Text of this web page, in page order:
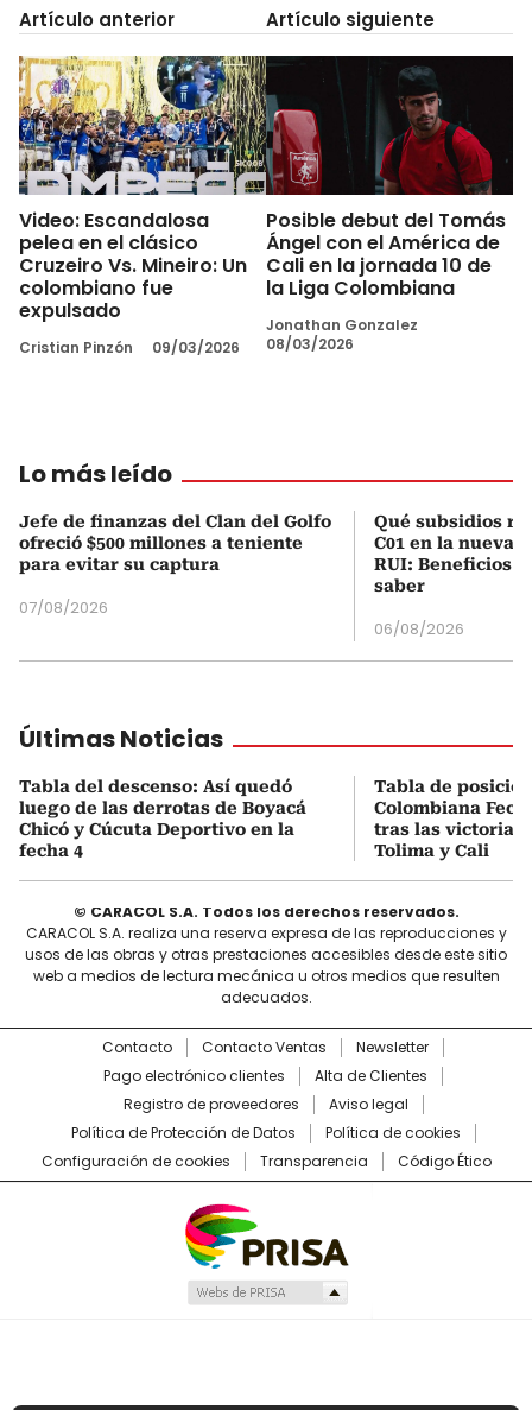
Artículo anterior
Video: Escandalosa
pelea en el clásico
Cruzeiro Vs. Mineiro: Un
colombiano fue
expulsado
Cristian Pinzón 09/03/2026
Artículo siguiente
Posible debut del Tomás
Ángel con el América de
Cali en la jornada 10 de
la Liga Colombiana
Jonathan Gonzalez
08/03/2026
Lo más leído
Jefe de finanzas del Clan del Golfo
ofreció $500 millones a teniente
para evitar su captura
07/08/2026
Qué subsidios
C01 en la nueva
RUI: Beneficios
saber
06/08/2026
Últimas Noticias
Tabla del descenso: Así quedó
luego de las derrotas de Boyacá
Chicó y Cúcuta Deportivo en la
fecha 4
Tabla de
Colombiana
tras las victorias
Tolima y Cali
© CARACOL S.A. Todos los derechos reservados.
CARACOL S.A. realiza una reserva expresa de las reproducciones y
usos de las obras y otras prestaciones accesibles desde este sitio
web a medios de lectura mecánica u otros medios que resulten
adecuados.
Contacto Contacto Ventas
Newsletter
Pago electrónico clientes
Alta de Clientes
Registro de proveedores
Aviso legal
Política de Protección de Datos
Política de cookies
Configuración de cookies
Transparencia Código Ético